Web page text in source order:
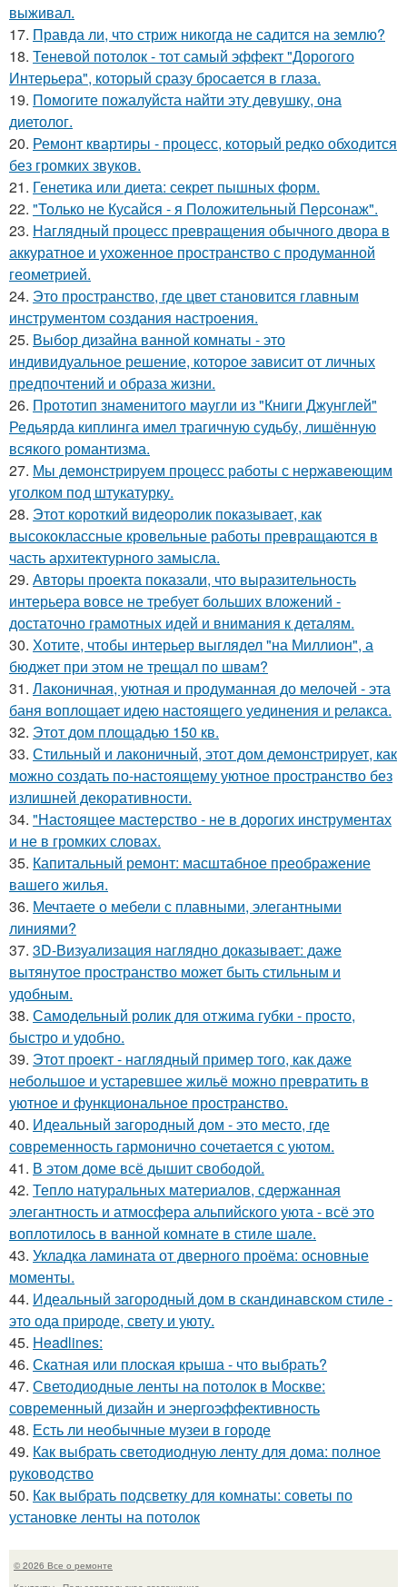
выживал.
17. Правда ли, что стриж никогда не садится на землю?
18. Теневой потолок - тот самый эффект "Дорогого
Интерьера", который сразу бросается в глаза.
19. Помогите пожалуйста найти эту девушку, она
диетолог.
20. Ремонт квартиры - процесс, который редко обходится
без громких звуков.
21. Генетика или диета: секрет пышных форм.
22. "Только не Кусайся - я Положительный Персонаж".
23. Наглядный процесс превращения обычного двора в
аккуратное и ухоженное пространство с продуманной
геометрией.
24. Это пространство, где цвет становится главным
инструментом создания настроения.
25. Выбор дизайна ванной комнаты - это
индивидуальное решение, которое зависит от личных
предпочтений и образа жизни.
26. Прототип знаменитого маугли из "Книги Джунглей"
Редьярда киплинга имел трагичную судьбу, лишённую
всякого романтизма.
27. Мы демонстрируем процесс работы с нержавеющим
уголком под штукатурку.
28. Этот короткий видеоролик показывает, как
высококлассные кровельные работы превращаются в
часть архитектурного замысла.
29. Авторы проекта показали, что выразительность
интерьера вовсе не требует больших вложений -
достаточно грамотных идей и внимания к деталям.
30. Хотите, чтобы интерьер выглядел "на Миллион", а
бюджет при этом не трещал по швам?
31. Лаконичная, уютная и продуманная до мелочей - эта
баня воплощает идею настоящего уединения и релакса.
32. Этот дом площадью 150 кв.
33. Стильный и лаконичный, этот дом демонстрирует, как
можно создать по-настоящему уютное пространство без
излишней декоративности.
34. "Настоящее мастерство - не в дорогих инструментах
и не в громких словах.
35. Капитальный ремонт: масштабное преображение
вашего жилья.
36. Мечтаете о мебели с плавными, элегантными
линиями?
37. 3D-Визуализация наглядно доказывает: даже
вытянутое пространство может быть стильным и
удобным.
38. Самодельный ролик для отжима губки - просто,
быстро и удобно.
39. Этот проект - наглядный пример того, как даже
небольшое и устаревшее жильё можно превратить в
уютное и функциональное пространство.
40. Идеальный загородный дом - это место, где
современность гармонично сочетается с уютом.
41. В этом доме всё дышит свободой.
42. Тепло натуральных материалов, сдержанная
элегантность и атмосфера альпийского уюта - всё это
воплотилось в ванной комнате в стиле шале.
43. Укладка ламината от дверного проёма: основные
моменты.
44. Идеальный загородный дом в скандинавском стиле -
это ода природе, свету и уюту.
45. Headlines:
46. Скатная или плоская крыша - что выбрать?
47. Светодиодные ленты на потолок в Москве:
современный дизайн и энергоэффективность
48. Есть ли необычные музеи в городе
49. Как выбрать светодиодную ленту для дома: полное
руководство
50. Как выбрать подсветку для комнаты: советы по
установке ленты на потолок
© 2026 Все о ремонте